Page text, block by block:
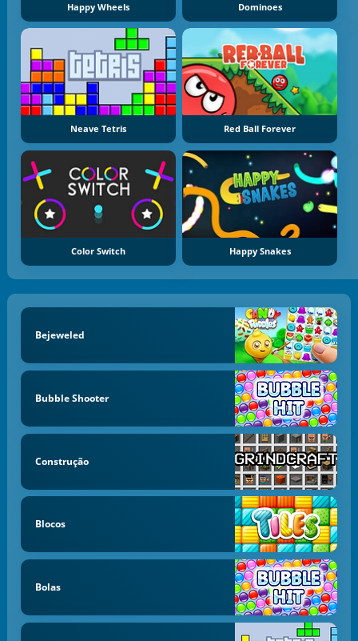
Happy Wheels Dominoes
Neave Tetris Red Ball Forever
Color Switch Happy Snakes
Bejeweled
Bubble Shooter
Construção
Blocos
Bolas